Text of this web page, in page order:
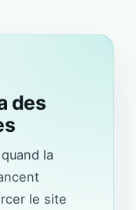
des
la
le site